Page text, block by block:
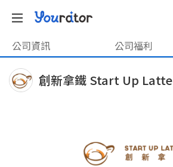
公司資訊 公司福利
創新拿鐵 Start Up Latte